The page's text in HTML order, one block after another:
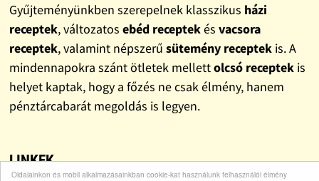
Oldalainkon és mobil alkalmazásainkban cookie-kat használunk felhasználói élmény
Gyűjteményünkben szerepelnek klasszikus házi
receptek, változatos ebéd receptekés vacsora
receptek, valamint népszerű sütemény receptekis. A
mindennapokra szánt ötletek mellettolcsó receptekis
helyet kaptak, hogy a főzés ne csak élmény, hanem
pénztárcabarát megoldás is legyen.
LINKEK